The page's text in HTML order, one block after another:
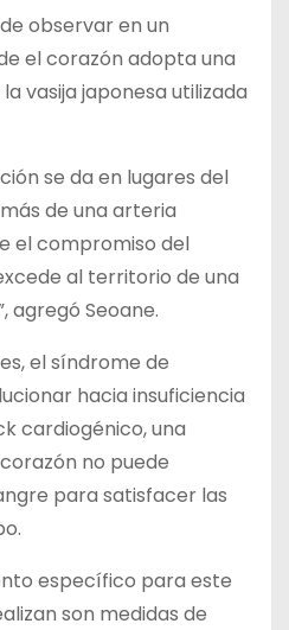
observar en un
el corazón adopta una
vasija japonesa utilizada
se da en lugares del
de una arteria
el compromiso del
al territorio de una
agregó Seoane.
el síndrome de
hacia insuficiencia
cardiogénico, una
no puede
para satisfacer las
específico para este
son medidas de